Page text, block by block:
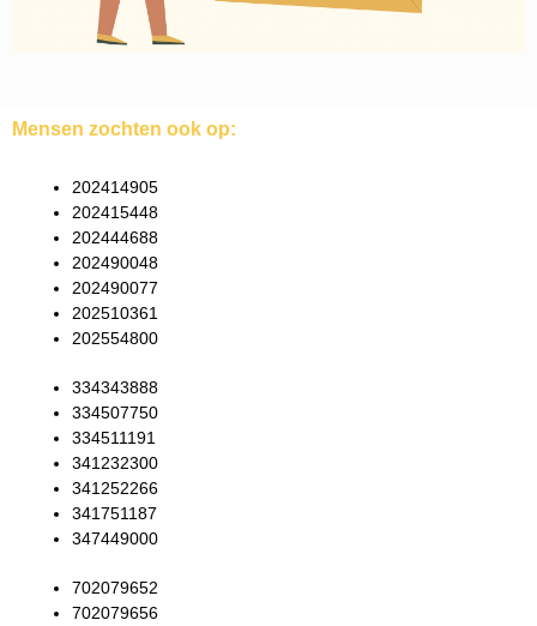
Mensen zochten ook op:
202414905
202415448
202444688
202490048
202490077
202510361
202554800
334343888
334507750
334511191
341232300
341252266
341751187
347449000
702079652
702079656